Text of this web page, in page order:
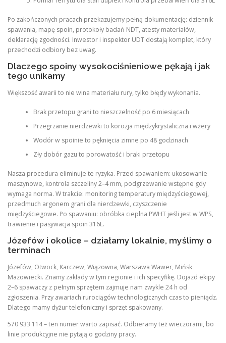
Po zakończonych pracach przekazujemy pełną dokumentację: dziennik
spawania, mapę spoin, protokoły badań NDT, atesty materiałów,
deklarację zgodności. Inwestor i inspektor UDT dostają komplet, który
przechodzi odbiory bez uwag.
Dlaczego spoiny wysokociśnieniowe pękają i jak
tego unikamy
Większość awarii to nie wina materiału rury, tylko błędy wykonania.
Brak przetopu grani to nieszczelność po 6 miesiącach
Przegrzanie nierdzewki to korozja międzykrystaliczna i wżery
Wodór w spoinie to pęknięcia zimne po 48 godzinach
Zły dobór gazu to porowatość i braki przetopu
Nasza procedura eliminuje te ryzyka. Przed spawaniem: ukosowanie
maszynowe, kontrola szczeliny 2–4 mm, podgrzewanie wstępne gdy
wymaga norma. W trakcie: monitoring temperatury międzyściegowej,
przedmuch argonem grani dla nierdzewki, czyszczenie
międzyściegowe. Po spawaniu: obróbka cieplna PWHT jeśli jest w WPS,
trawienie i pasywacja spoin 316L.
Józefów i okolice – działamy lokalnie, myślimy o
terminach
Józefów, Otwock, Karczew, Wiązowna, Warszawa Wawer, Mińsk
Mazowiecki. Znamy zakłady w tym regionie i ich specyfikę. Dojazd ekipy
2–6 spawaczy z pełnym sprzętem zajmuje nam zwykle 24 h od
zgłoszenia. Przy awariach rurociągów technologicznych czas to pieniądz.
Dlatego mamy dyżur telefoniczny i sprzęt spakowany.
570 933 114 – ten numer warto zapisać. Odbieramy też wieczorami, bo
linie produkcyjne nie pytają o godziny pracy.